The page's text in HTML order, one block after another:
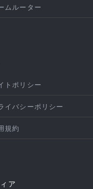
ムルーター
トポリシー
イバシーポリシー
規約
ア